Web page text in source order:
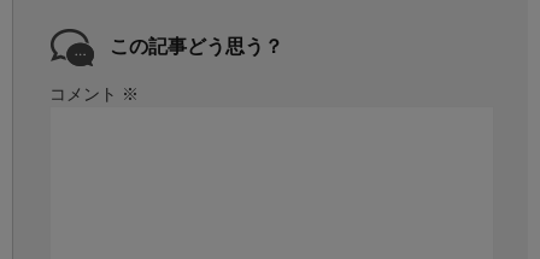
この記事どう思う？
コメント ※